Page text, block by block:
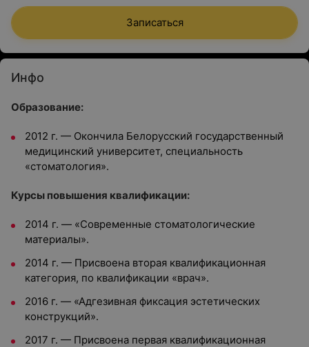
Записаться
Инфо
Образование:
2012 г. — Окончила Белорусский государственный
медицинский университет, специальность
«стоматология».
Курсы повышения квалификации:
2014 г. — «Современные стоматологические
материалы».
2014 г. — Присвоена вторая квалификационная
категория, по квалификации «врач».
2016 г. — «Адгезивная фиксация эстетических
конструкций».
2017 г. — Присвоена первая квалификационная